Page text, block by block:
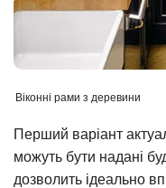
Віконні рами з деревини
Перший варіант
можуть бути надані
дозволить ідеально